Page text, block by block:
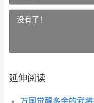
没有了！
延伸阅读